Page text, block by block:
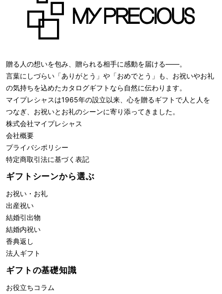
贈る人の想いを包み、贈られる相手に感動を届ける――。
言葉にしづらい「ありがとう」や「おめでとう」も、お祝いやお礼
の気持ちを込めたカタログギフトなら自然に伝わります。
マイプレシャスは1965年の設立以来、心を贈るギフトで人と人を
つなぎ、お祝いとお礼のシーンに寄り添ってきました。
株式会社マイプレシャス
会社概要
プライバシポリシー
特定商取引法に基づく表記
ギフトシーンから選ぶ
お祝い・お礼
出産祝い
結婚引出物
結婚内祝い
香典返し
法人ギフト
ギフトの基礎知識
お役立ちコラム